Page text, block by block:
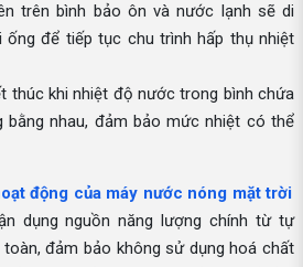
trên bình bảo ôn và nước lạnh sẽ di
ống để tiếp tục chu trình hấp thụ nhiệt
thúc khi nhiệt độ nước trong bình chứa
bằng nhau, đảm bảo mức nhiệt có thể
động của máy nước nóng mặt trời
dụng nguồn năng lượng chính từ tự
đảm bảo không sử dụng hoá chất